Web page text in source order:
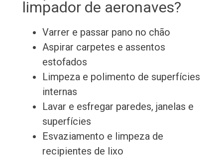
limpador de aeronaves?
Varrer e passar pano no chão
Aspirar carpetes e assentos
estofados
Limpeza e polimento de superfícies
internas
Lavar e esfregar paredes, janelas e
superfícies
Esvaziamento e limpeza de
recipientes de lixo